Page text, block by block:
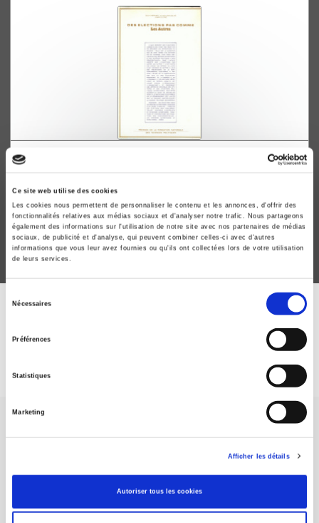
Ce site web utilise des cookies
Les cookies nous permettent de personnaliser le contenu et les annonces, d'offrir des
fonctionnalités relatives aux médias sociaux et d'analyser notre trafic. Nous partageons
également des informations sur l'utilisation de notre site avec nos partenaires de médias
sociaux, de publicité et d'analyse, qui peuvent combiner celles-ci avec d'autres
informations que vous leur avez fournies ou qu'ils ont collectées lors de votre utilisation
de leurs services.
Nécessaires
Préférences
Statistiques
Marketing
Afficher les détails
Autoriser tous les cookies
Des élections pas comme les autres
SCIENCES PO UNIVERSITY PRESS has a threefold role: to publish
help public and political debate.continue